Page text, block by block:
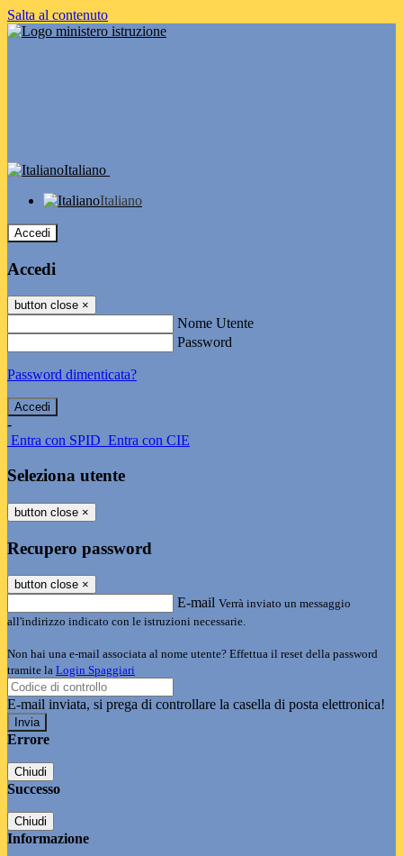
Salta al contenuto
Italiano
Italiano
Accedi
Accedi
button close ×
Nome Utente
Password
Password dimenticata?
-
Entra con SPID Entra con CIE
Seleziona utente
button close ×
Recupero password
button close ×
E-mail Verrà inviato un messaggio
all'indirizzo indicato con le istruzioni necessarie.
Non hai una e-mail associata al nome utente? Effettua il reset della password
tramite la Login Spaggiari
E-mail inviata, si prega di controllare la casella di posta elettronica!
Errore
Chiudi
Successo
Chiudi
Informazione